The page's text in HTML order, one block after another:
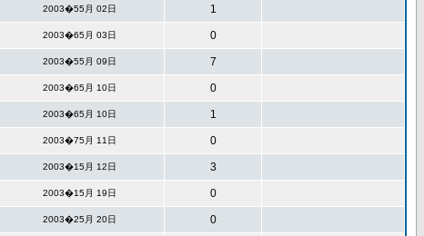
2003�55月 02日 1
2003�65月 03日 0
2003�55月 09日 7
2003�65月 10日 0
2003�65月 10日 1
2003�75月 11日 0
2003�15月 12日 3
2003�15月 19日 0
2003�25月 20日 0